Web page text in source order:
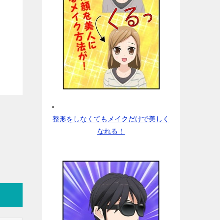
整形をしなくてもメイクだけで美しく
なれる！